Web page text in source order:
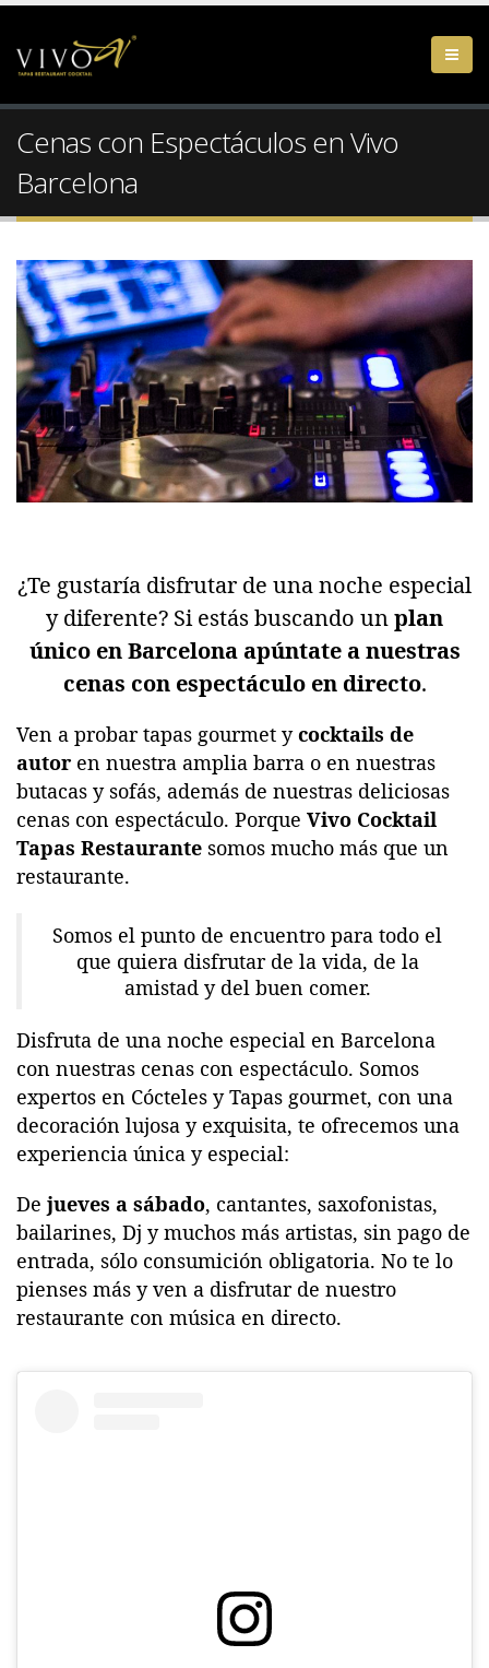
Cenas con Espectáculos en Vivo
Barcelona
¿Te gustaría disfrutar de una noche especial
y diferente? Si estás buscando unplan
único en Barcelona apúntate a nuestras
cenas con espectáculo en directo.
Ven a probar tapas gourmet ycocktails de
autor en nuestra amplia barra o en nuestras
butacas y sofás, además de nuestras deliciosas
cenas con espectáculo. Porque Vivo Cocktail
Tapas Restaurante somos mucho más que un
restaurante.
Somos el punto de encuentro para todo el
que quiera disfrutar de la vida, de la
amistad y del buen comer.
Disfruta de una noche especial en Barcelona
con nuestras cenas con espectáculo. Somos
expertos en Cócteles y Tapas gourmet, con una
decoración lujosa y exquisita, te ofrecemos una
experiencia única y especial:
De jueves a sábado, cantantes, saxofonistas,
bailarines, Dj y muchos más artistas, sin pago de
entrada, sólo consumición obligatoria. No te lo
pienses más y ven a disfrutar de nuestro
restaurante con música en directo.